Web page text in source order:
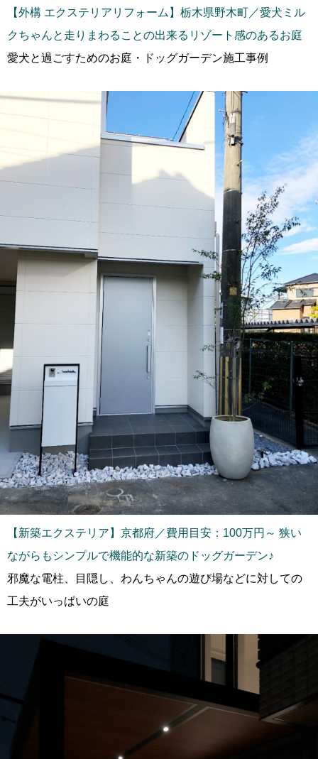
【外構 エクステリアリフォーム】栃木県野木町／愛犬ミル
クちゃんと走りまわることの出来るリゾート感のあるお庭
愛犬と過ごすためのお庭・ドッグガーデン施工事例
【新築エクステリア】京都府／費用目安：100万円～ 狭い
ながらもシンプルで機能的な新築のドッグガーデン♪
邪魔な電柱、目隠し、わんちゃんの遊び場などに対しての
工夫がいっぱいの庭